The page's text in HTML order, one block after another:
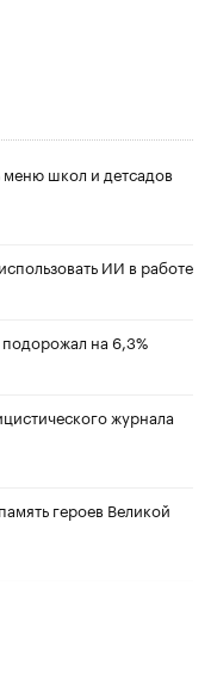
школ и детсадов
ИИ в работе
на 6,3%
журнала
героев Великой